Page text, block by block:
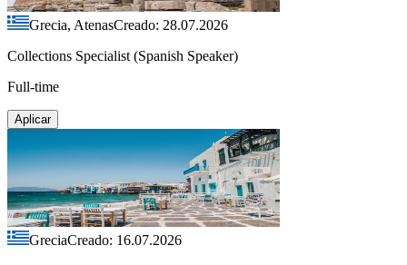
Grecia, AtenasCreado: 28.07.2026
Collections Specialist (Spanish Speaker)
Full-time
Aplicar
GreciaCreado: 16.07.2026